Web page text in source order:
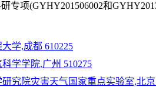
专项(GYHY201506002和
学,成都 610225
学学院,广州 510275
究院灾害天气国家重点实验室,北京